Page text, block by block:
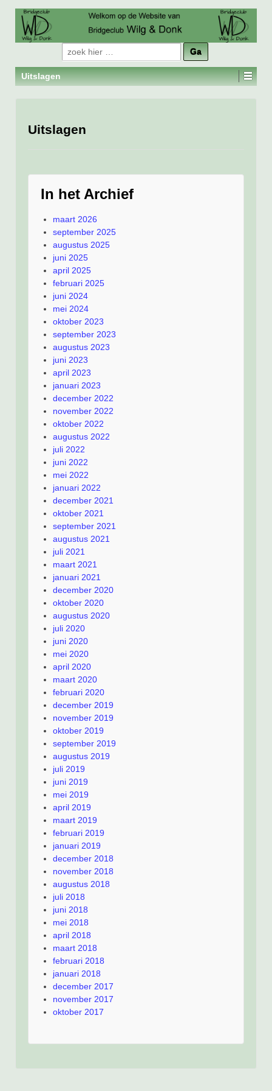
Zoeken
naar:
Uitslagen
Uitslagen
In het Archief
maart 2026
september 2025
augustus 2025
juni 2025
april 2025
februari 2025
juni 2024
mei 2024
oktober 2023
september 2023
augustus 2023
juni 2023
april 2023
januari 2023
december 2022
november 2022
oktober 2022
augustus 2022
juli 2022
juni 2022
mei 2022
januari 2022
december 2021
oktober 2021
september 2021
augustus 2021
juli 2021
maart 2021
januari 2021
december 2020
oktober 2020
augustus 2020
juli 2020
juni 2020
mei 2020
april 2020
maart 2020
februari 2020
december 2019
november 2019
oktober 2019
september 2019
augustus 2019
juli 2019
juni 2019
mei 2019
april 2019
maart 2019
februari 2019
januari 2019
december 2018
november 2018
augustus 2018
juli 2018
juni 2018
mei 2018
april 2018
maart 2018
februari 2018
januari 2018
december 2017
november 2017
oktober 2017